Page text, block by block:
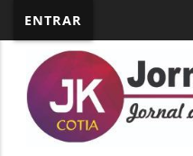
ENTRAR